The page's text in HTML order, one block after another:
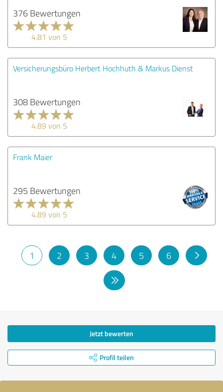
376 Bewertungen
4.81 von 5
Versicherungsbüro Herbert Hochhuth & Markus Dienst
308 Bewertungen
4.89 von 5
Frank Maier
295 Bewertungen
4.89 von 5
1 2 3 4 5 6
Jetzt bewerten
Profil teilen